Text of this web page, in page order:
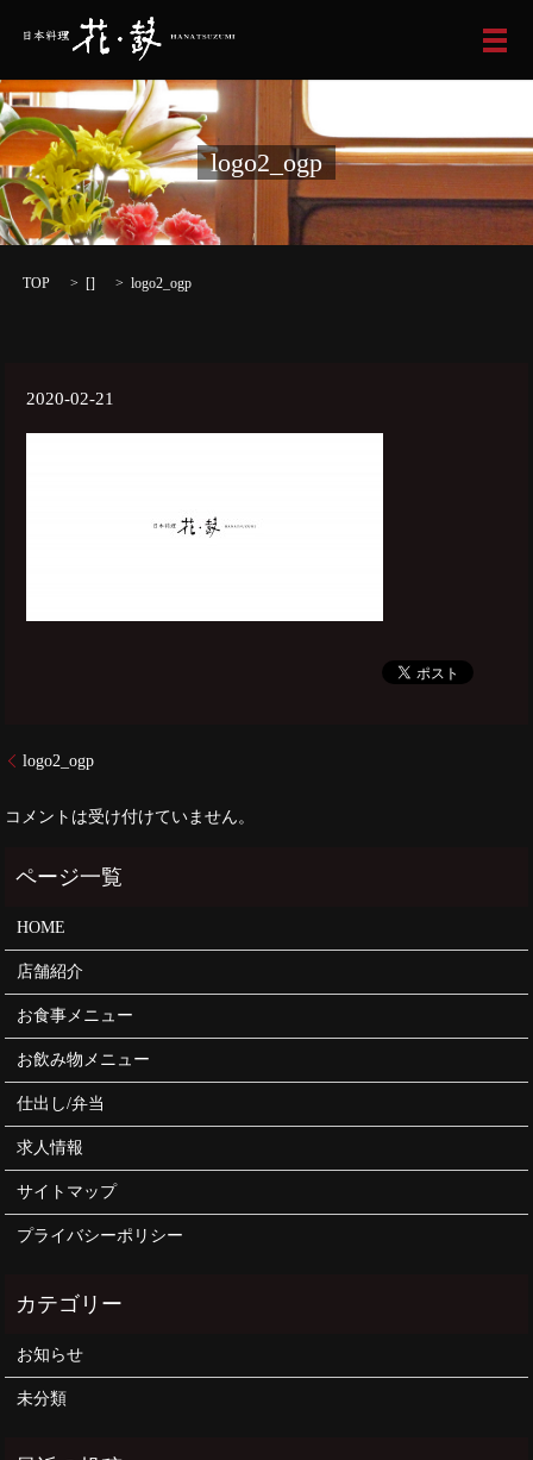
メ
logo2_ogp
TOP [] logo2_ogp
2020-02-21
logo2_ogp
コメントは受け付けていません。
HOME
店舗紹介
お食事メニュー
お飲み物メニュー
仕出し/弁当
求人情報
サイトマップ
プライバシーポリシー
お知らせ
未分類